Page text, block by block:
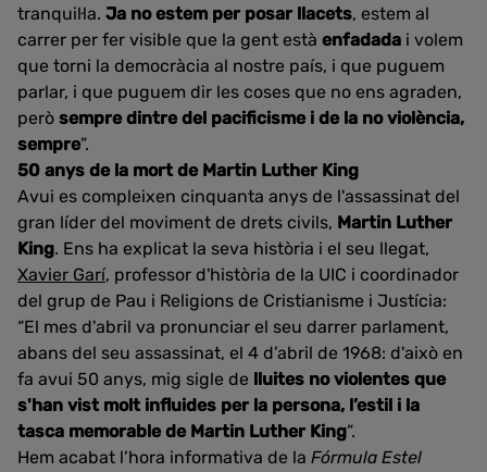
tranquil·la. Ja no estem per posar llacets, estem al
carrer per fer visible que la gent està enfadada i volem
que torni la democràcia al nostre país, i que puguem
parlar, i que puguem dir les coses que no ens agraden,
però sempre dintre del pacificisme i de la no violència,
sempre”.
50 anys de la mort de Martin Luther King
Avui es compleixen cinquanta anys de l'assassinat del
gran líder del moviment de drets civils, Martin Luther
King. Ens ha explicat la seva història i el seu llegat,
Xavier Garí, professor d'història de la UIC i coordinador
del grup de Pau i Religions de Cristianisme i Justícia:
“El mes d'abril va pronunciar el seu darrer parlament,
abans del seu assassinat, el 4 d’abril de 1968: d'això en
fa avui 50 anys, mig sigle de lluites no violentes que
s'han vist molt influides per la persona, l’estil i la
tasca memorable de Martin Luther King”.
Hem acabat l’hora informativa de la Fórmula Estel